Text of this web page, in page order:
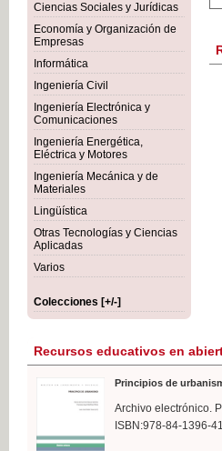
Ciencias Sociales y Jurídicas
Economía y Organización de
Empresas
Informática
Ingeniería Civil
Ingeniería Electrónica y
Comunicaciones
Ingeniería Energética,
Eléctrica y Motores
Ingeniería Mecánica y de
Materiales
Lingüística
Otras Tecnologías y Ciencias
Aplicadas
Varios
Colecciones [+/-]
Recursos educativos en
Principios de
Archivo electrónico.
ISBN:978-84-1396-